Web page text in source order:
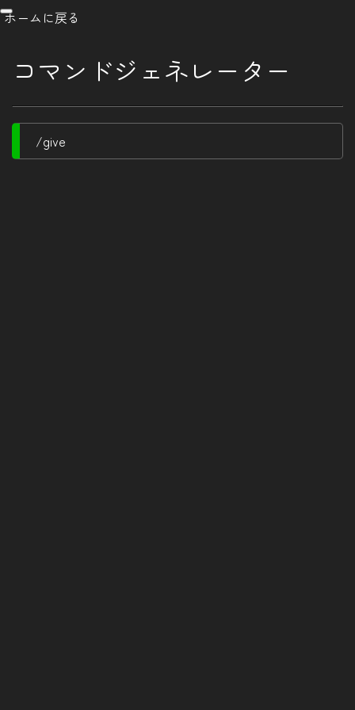
ホームに戻る
コマンドジェネレーター
/give